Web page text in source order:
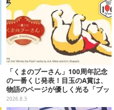
「くまのプーさん」100周年記念
の一番くじ発表！目玉のA賞は、
物語のページが優しく光る「ブッ
クシェイプドライト」
2026.8.3